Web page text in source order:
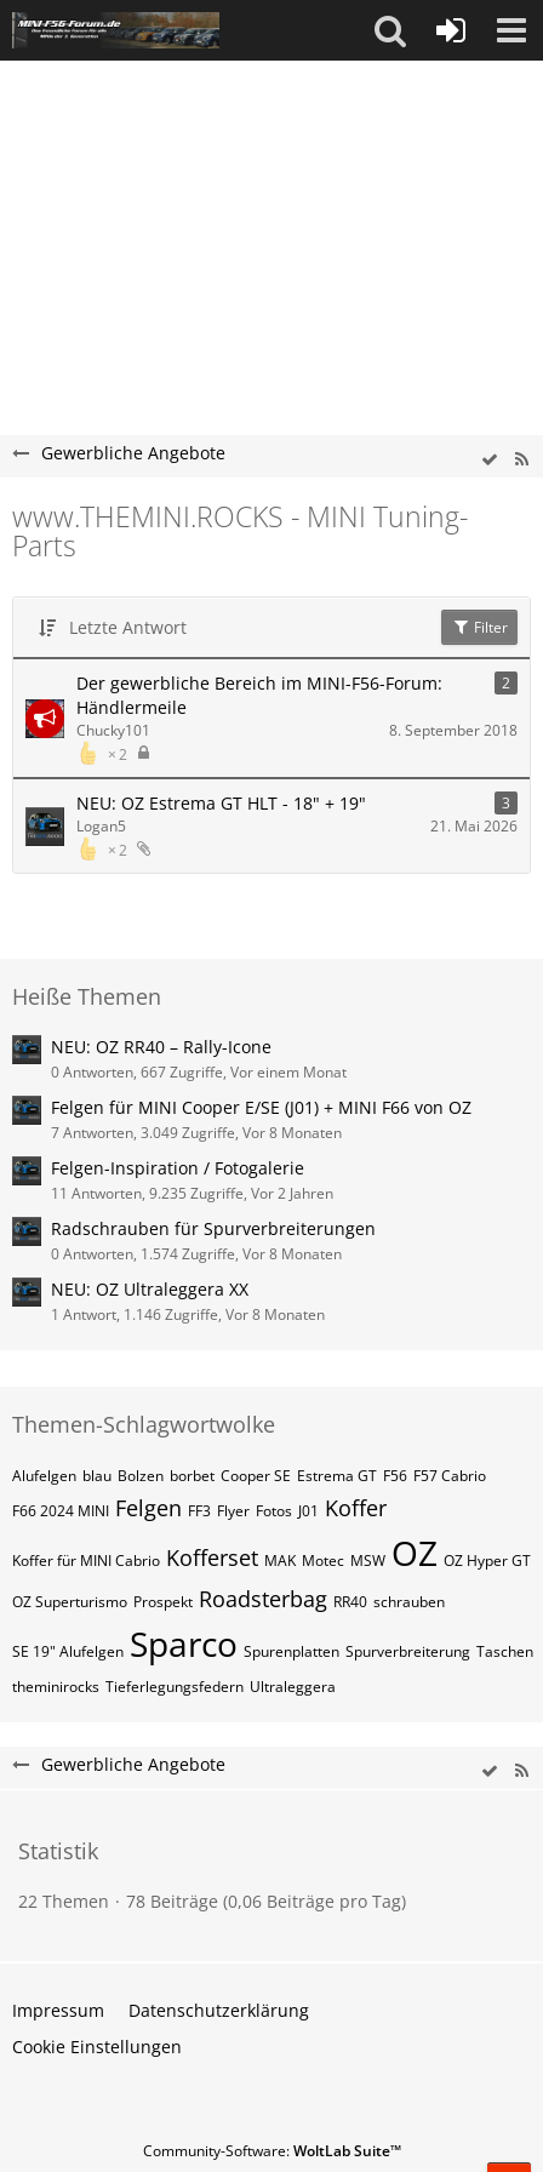
Gewerbliche Angebote
www.THEMINI.ROCKS - MINI Tuning-
Parts
Letzte Antwort Filter
Der gewerbliche Bereich im MINI-F56-Forum:
Händlermeile
2
2
Chucky101 8. September 2018
NEU: OZ Estrema GT HLT - 18" + 19" 3
2
Logan5 21. Mai 2026
Heiße Themen
NEU: OZ RR40 – Rally-Icone
0 Antworten, 667 Zugriffe, Vor einem Monat
Felgen für MINI Cooper E/SE (J01) + MINI F66 von OZ
7 Antworten, 3.049 Zugriffe, Vor 8 Monaten
Felgen-Inspiration / Fotogalerie
11 Antworten, 9.235 Zugriffe, Vor 2 Jahren
Radschrauben für Spurverbreiterungen
0 Antworten, 1.574 Zugriffe, Vor 8 Monaten
NEU: OZ Ultraleggera XX
1 Antwort, 1.146 Zugriffe, Vor 8 Monaten
Themen-Schlagwortwolke
Alufelgen blau Bolzen borbet Cooper SE Estrema GT F56 F57 Cabrio
F66 2024 MINI Felgen FF3 Flyer Fotos J01 Koffer
Koffer für MINI Cabrio Kofferset MAK Motec MSW OZ OZ Hyper GT
OZ Superturismo Prospekt Roadsterbag RR40 schrauben
SE 19" Alufelgen Sparco Spurenplatten Spurverbreiterung Taschen
theminirocks Tieferlegungsfedern Ultraleggera
Gewerbliche Angebote
Statistik
22 Themen 78 Beiträge (0,06 Beiträge pro Tag)
Impressum
Datenschutzerklärung
Cookie Einstellungen
Community-Software:WoltLab Suite™